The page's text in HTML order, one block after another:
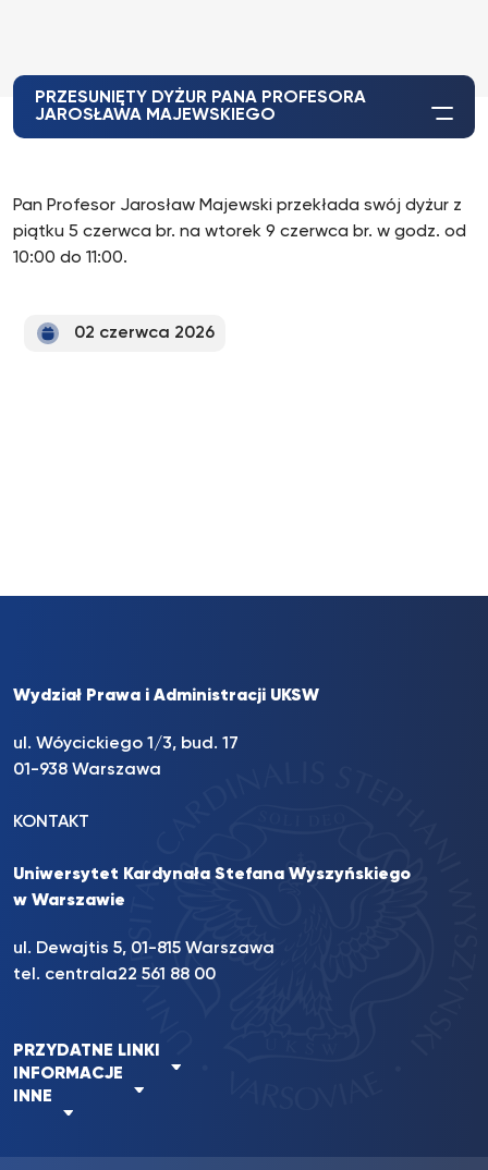
PRZESUNIĘTY DYŻUR PANA PROFESORA
JAROSŁAWA MAJEWSKIEGO
Pan Profesor Jarosław Majewski przekłada swój dyżur z
piątku 5 czerwca br. na wtorek 9 czerwca br. w godz. od
10:00 do 11:00.
02 czerwca 2026
Wydział Prawa i Administracji UKSW
ul. Wóycickiego 1/3, bud. 17
01-938 Warszawa
KONTAKT
Uniwersytet Kardynała Stefana Wyszyńskiego
w Warszawie
ul. Dewajtis 5, 01-815 Warszawa
tel. centrala22 561 88 00
PRZYDATNE LINKI
INFORMACJE
INNE